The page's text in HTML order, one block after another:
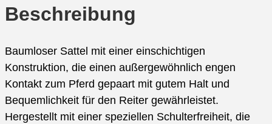
Beschreibung
Baumloser Sattel mit einer einschichtigen
Konstruktion, die einen außergewöhnlich engen
Kontakt zum Pferd gepaart mit gutem Halt und
Bequemlichkeit für den Reiter gewährleistet.
Hergestellt mit einer speziellen Schulterfreiheit, die